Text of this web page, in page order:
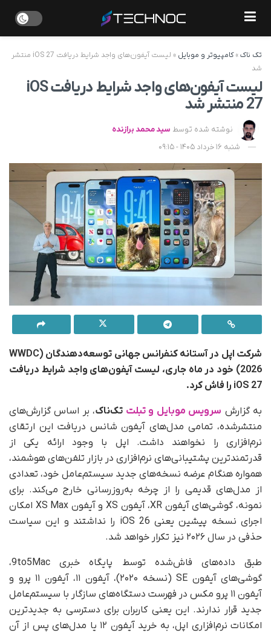
تک ناک»کامپیوتر و موبایل »
لیست آیفون‌های واجد شرایط دریافت iOS 27 منتشر
شد
لیست آیفون‌های واجد شرایط دریافت iOS
27 منتشر شد
نوشته شده توسط سید محمد برازنده
شنبه 16 خرداد 1405 - 09:15
شرکت اپل در آستانه کنفرانس جهانی توسعه‌دهندگان (WWDC
2026) خود در ماه جاری، لیست آیفون‌های واجد شرایط دریافت
iOS 27 را فاش کرد.
به گزارش سرویس موبایل و تبلت تک‌ناک، بر اساس گزارش‌های
منتشرشده، تمامی مدل‌های آیفون شانس دریافت این ارتقای
نرم‌افزاری را نخواهند داشت. اپل با وجود ارائه یکی از
قدرتمندترین پشتیبانی‌های نرم‌افزاری در بازار تلفن‌های هوشمند،
همواره هنگام عرضه نسخه‌های جدید سیستم‌عامل خود، تعدادی
از مدل‌های قدیمی را از چرخه به‌روزرسانی خارج می‌کند. برای
نمونه، گوشی‌های آیفون XR، آیفون XS و آیفون XS Max امکان
اجرای نسخه پیشین یعنی iOS 26 را نداشتند و این سیاست
حذفی در سال ۲۰۲۶ نیز تکرار خواهد شد.
طبق داده‌های فاش‌شده توسط پایگاه خبری 9to5Mac،
گوشی‌های آیفون SE (نسخه ۲۰۲۰)، آیفون ۱۱، آیفون ۱۱ پرو و
آیفون ۱۱ پرو مکس در فهرست دستگاه‌های سازگار با سیستم‌عامل
جدید قرار ندارند. این یعنی کاربران برای دسترسی به جدیدترین
امکانات نرم‌افزاری اپل، به خرید آیفون ۱۲ یا مدل‌های پس از آن